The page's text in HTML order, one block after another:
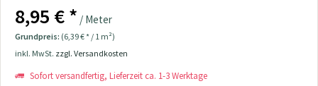
8,95 € * / Meter
Grundpreis: (6,39 € * / 1 m²)
inkl. MwSt. zzgl. Versandkosten
Sofort versandfertig, Lieferzeit ca. 1-3 Werktage